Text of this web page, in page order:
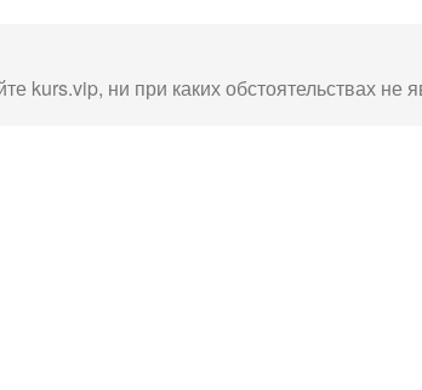
kurs.vip, ни при каких обстоятельствах не